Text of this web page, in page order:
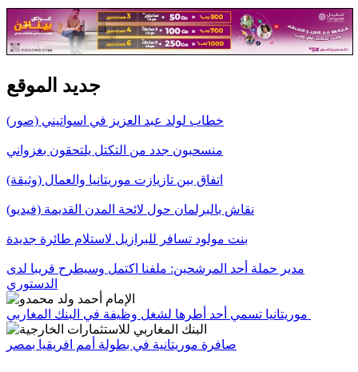
جديد الموقع
خطاب لولد عبد العزيز في اسواتيني (صور)
منسحبون جدد من التكتل يلتحقون بغزواني
اتفاق بين تازيازت موريتانيا والعمال (وثيقة)
نقاش بالبرلمان حول لائحة المدن القديمة (فيديو)
بنت مولود تسافر للبرازيل لاستلام طائرة جديدة
مدير حملة أحد المرشحين: ملفنا اكتمل وسيطرح قريبا لدى
الدستوري
صافرة موريتانية في بطولة أمم افريقيا بمصر